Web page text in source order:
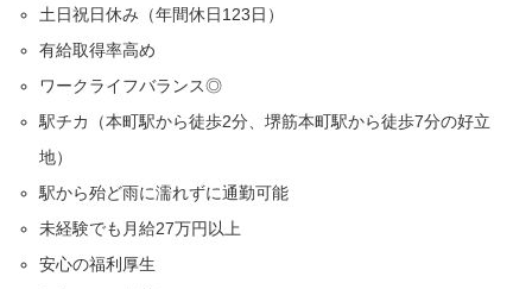
土日祝日休み（年間休日123日）
有給取得率高め
ワークライフバランス◎
駅チカ（本町駅から徒歩2分、堺筋本町駅から徒歩7分の好立
地）
駅から殆ど雨に濡れずに通勤可能
未経験でも月給27万円以上
安心の福利厚生